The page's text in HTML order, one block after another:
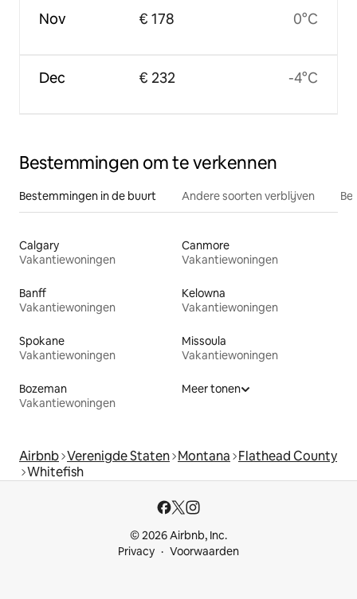
Nov
Dec
€ 178
€ 232
0°C
-4°C
Bestemmingen om te verkennen
Bestemmingen in de buurt Andere soorten verblijven
Calgary
Vakantiewoningen
Canmore
Vakantiewoningen
Banff
Vakantiewoningen
Kelowna
Vakantiewoningen
Spokane
Vakantiewoningen
Missoula
Vakantiewoningen
Bozeman
Vakantiewoningen
Meer tonen
Airbnb Verenigde Staten Montana Flathead County
Whitefish
© 2026 Airbnb, Inc.
Privacy
Voorwaarden